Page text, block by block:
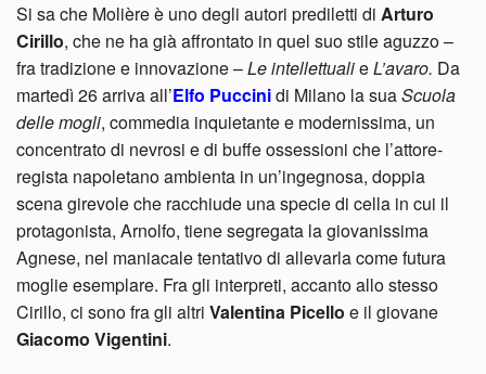
Si sa che Molière è uno degli autori prediletti di Arturo
Cirillo, che ne ha già affrontato in quel suo stile aguzzo –
fra tradizione e innovazione –Le intellettualieL’avaro. Da
martedì 26 arriva all’Elfo Puccinidi Milano la suaScuola
delle mogli, commedia inquietante e modernissima, un
concentrato di nevrosi e di buffe ossessioni che l’attore-
regista napoletano ambienta in un’ingegnosa, doppia
scena girevole che racchiude una specie di cella in cui il
protagonista, Arnolfo, tiene segregata la giovanissima
Agnese, nel maniacale tentativo di allevarla come futura
moglie esemplare. Fra gli interpreti, accanto allo stesso
Cirillo, ci sono fra gli altri Valentina Picello e il giovane
Giacomo Vigentini.